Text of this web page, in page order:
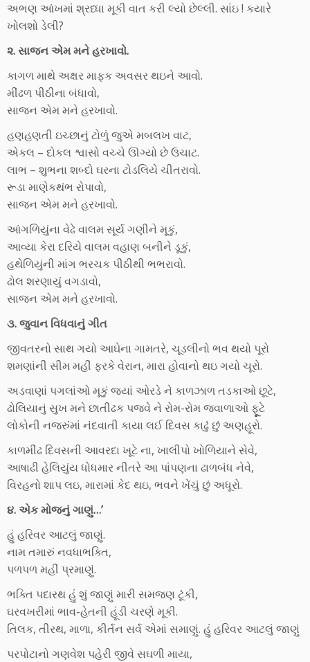
અભણ આંખમાં શ્રધ્ધા મૂકી વાત કરી લ્યો છેલ્લી. સાંઇ ! કયારે
ખોલશો ડેલી?
૨. સાજન એમ મને હરખાવો.
કાગળ માથે અક્ષર માફક અવસર થઇને આવો.
મીંઢળ પીઠીના બંધાવો,
સાજન એમ મને હરખાવો.
હણહણતી ઇચ્છાનું ટોળું જુએ મબલખ વાટ,
એકલ – દોકલ શ્વાસો વચ્ચે ઊગ્યો છે ઉચાટ.
લાભ – શુભના શબ્દો ઘરના ટોડલિયે ચીતરાવો.
રૂડા માણેકથંભ રોપાવો,
સાજન એમ મને હરખાવો.
આંગળિયુંના વેઢે વાલમ સૂર્ય ગણીને મૂકું,
આવ્યા કેરા દરિયે વાલમ વહાણ બનીને ડૂકું,
હથેળિયુંની માંગ ભરચક પીઠીથી ભભરાવો.
ઢોલ શરણાયું વગડાવો,
સાજન એમ મને હરખાવો.
૩. જુવાન વિધવાનું ગીત
જીવતરનો સાથ ગયો આઘેના ગામતરે, ચૂડલીનો ભવ થયો પૂરો
શમણાંની સીમ મહીં ફરકે વેરાન, મારા હોવાનો થઇ ગયો ચૂરો.
અડવાણાં પગલાંઓ મૂકું જયાં ઓરડે ને કાળઝાળ તડકાઓ છૂટે,
ઢોલિયાનું સુખ મને છાતીઢક પજવે ને રોમ-રોમ જવાળાઓ ફૂૂૂૂટે
લોકોની નજરુંંમાં નંદવાતી કાયા લઈ દિવસ કાઢું છું અણહૂરો.
કાળમીંઢ દિવસની આવરદા ખૂટે ના, ખાલીપો ખોળિયાને સેવે,
આષાઢી હેલિયુંય ધોધમાર નીતરે આ પાંપણના ઢાળબંધ નેવે,
વિરહનો શાપ લઇ, મારામાં કેદ થઇ, ભવને ખેંચું છું અધૂરો.
૪. એક મોજનું ગાણું…’
હું હરિવર આટલું જાણું.
નામ તમારું નવધાભક્તિ,
પળપળ મહીં પ્રમાણું.
ભક્તિ પદારથ હું શું જાણું મારી સમજણ ટૂંકી,
ઘરવખરીમાં ભાવ-હેતની હૂંડી ચરણે મૂકી.
તિલક, તીરથ, માળા, કીર્તન સર્વ એમાં સમાણું. હું હરિવર આટલું જાણું
પરપોટાનો ગણવેશ પહેરી જીવે સઘળી માયા,